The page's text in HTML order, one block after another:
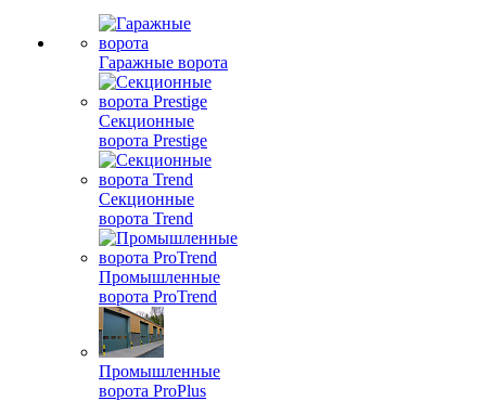
Гаражные ворота
Секционные
ворота Prestige
Секционные
ворота Trend
Промышленные
ворота ProTrend
Промышленные
ворота ProPlus